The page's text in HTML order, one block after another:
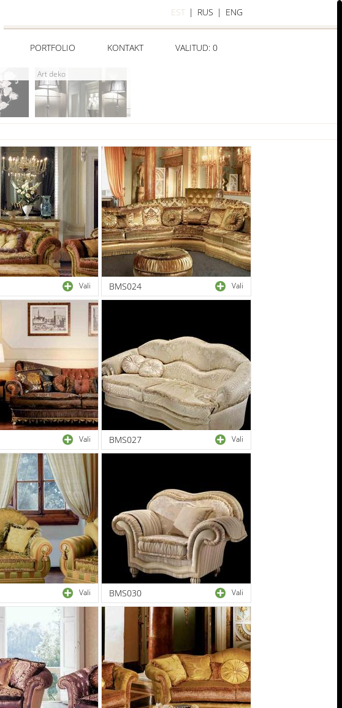
EST | RUS | ENG
PORTFOLIO KONTAKT VALITUD: 0
Art deko
Vali BMS024 Vali
Vali BMS027 Vali
Vali BMS030 Vali